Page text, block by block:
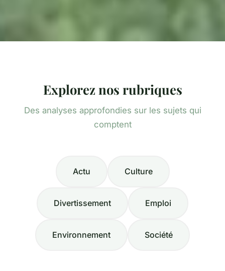
Explorez nos rubriques
Des analyses approfondies sur les sujets qui
comptent
Actu Culture
Divertissement Emploi
Environnement Société